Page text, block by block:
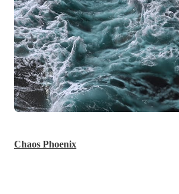
Chaos Phoenix